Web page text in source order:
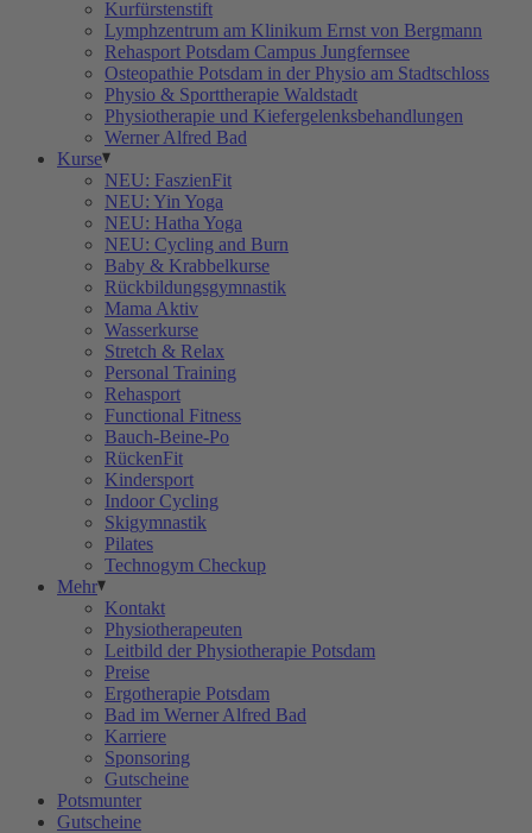
Kurfürstenstift
Lymphzentrum am Klinikum Ernst von Bergmann
Rehasport Potsdam Campus Jungfernsee
Osteopathie Potsdam in der Physio am Stadtschloss
Physio & Sporttherapie Waldstadt
Physiotherapie und Kiefergelenksbehandlungen
Werner Alfred Bad
Kurse
NEU: FaszienFit
NEU: Yin Yoga
NEU: Hatha Yoga
NEU: Cycling and Burn
Baby & Krabbelkurse
Rückbildungsgymnastik
Mama Aktiv
Wasserkurse
Stretch & Relax
Personal Training
Rehasport
Functional Fitness
Bauch-Beine-Po
RückenFit
Kindersport
Indoor Cycling
Skigymnastik
Pilates
Technogym Checkup
Mehr
Kontakt
Physiotherapeuten
Leitbild der Physiotherapie Potsdam
Preise
Ergotherapie Potsdam
Bad im Werner Alfred Bad
Karriere
Sponsoring
Gutscheine
Potsmunter
Gutscheine